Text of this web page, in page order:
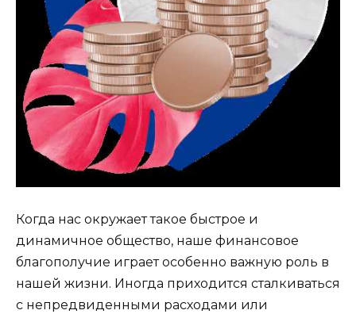
Когда нас окружает такое быстрое и
динамичное общество, наше финансовое
благополучие играет особенно важную роль в
нашей жизни. Иногда приходится сталкиваться
с непредвиденными расходами или